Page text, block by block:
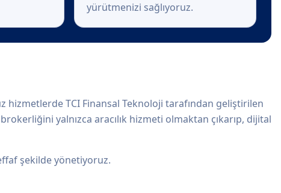
yürütmenizi sağlıyoruz.
TCI Finansal Teknoloji tarafından geliştirilen
yalnızca aracılık hizmeti olmaktan çıkarıp, dijital
şekilde yönetiyoruz.